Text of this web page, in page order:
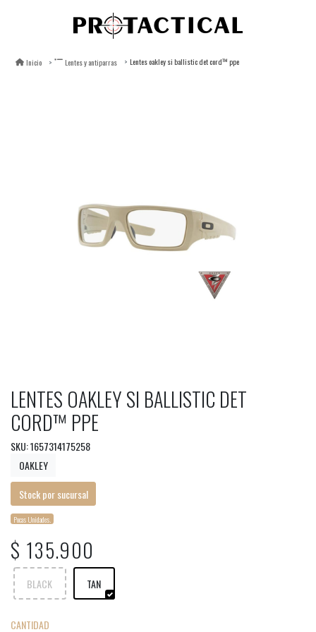
Inicio Lentes y antiparras Lentes oakley si ballistic det cord™ ppe
LENTES OAKLEY SI BALLISTIC DET
CORD™ PPE
SKU: 1657314175258
OAKLEY
Stock por sucursal
Pocas Unidades.
$ 135.900
BLACK TAN
CANTIDAD